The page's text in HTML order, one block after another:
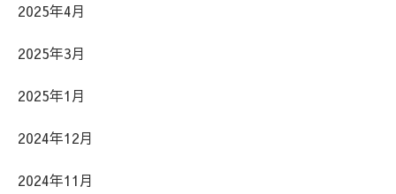
2025年4月
2025年3月
2025年1月
2024年12月
2024年11月